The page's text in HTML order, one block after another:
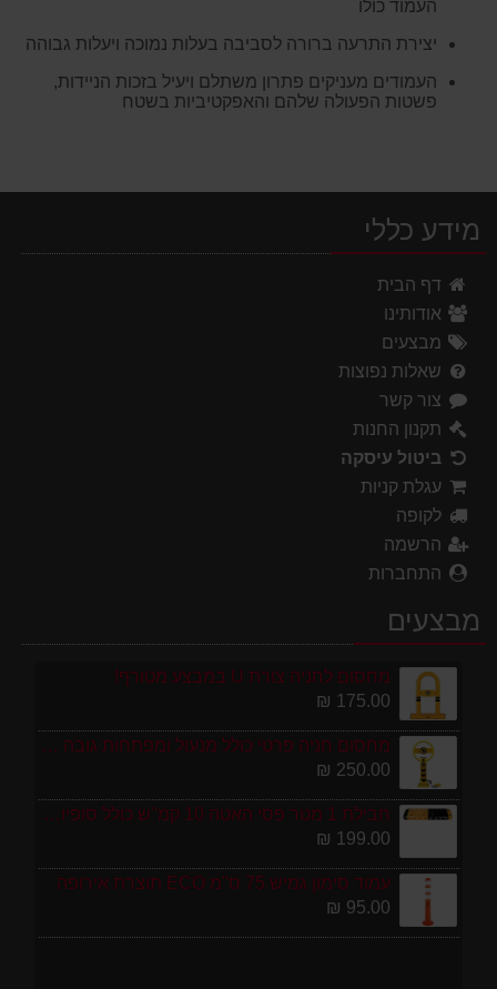
העמוד כולו
יצירת התרעה ברורה לסביבה בעלות נמוכה ויעלות גבוהה
העמודים מעניקים פתרון משתלם ויעיל בזכות הניידות,
פשטות הפעולה שלהם והאפקטיביות בשטח
מידע כללי
דף הבית
אודותינו
מבצעים
שאלות נפוצות
צור קשר
תקנון החנות
ביטול עיסקה
עגלת קניות
לקופה
הרשמה
התחברות
מבצעים
מחסום לחניה צורת U במבצע מטורף!
175.00 ₪
מחסום חניה פרטי כולל מנעול ומפתחות גובה 70 ס"מ
250.00 ₪
חבילת 1 מטר פסי האטה 10 קמ''ש כולל סופיות מפלסטיק
199.00 ₪
עמוד סימון גמיש 75 ס''מ ECO תוצרת אירופה
95.00 ₪